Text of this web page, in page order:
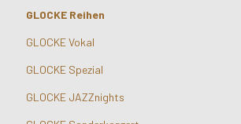
GLOCKE Reihen
GLOCKE Vokal
GLOCKE Spezial
GLOCKE JAZZnights